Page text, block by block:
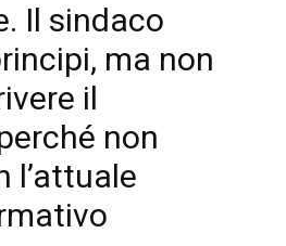
Il sindaco
ma non
il
non
l’attuale